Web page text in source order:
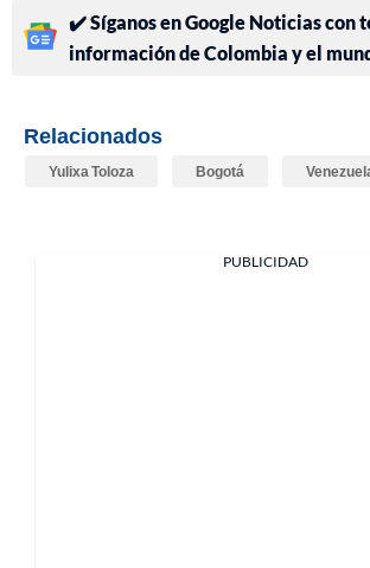
✔️ Síganos en Google Noticias con
información de Colombia y el
Relacionados
Yulixa Toloza Bogotá
PUBLICIDAD